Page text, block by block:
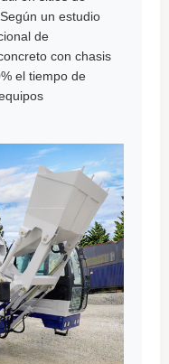
un estudio
de
con chasis
el tiempo de